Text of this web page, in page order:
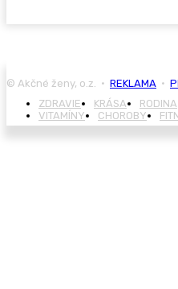
© Akčné ženy, o.z. • REKLAMA •
ZDRAVIE
KRÁSA RODINA
VITAMÍNY
CHOROBY